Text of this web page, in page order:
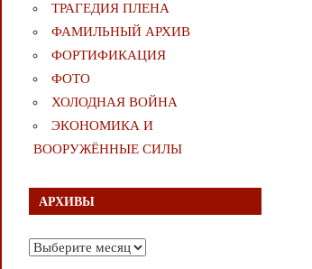
ТРАГЕДИЯ ПЛЕНА
ФАМИЛЬНЫЙ АРХИВ
ФОРТИФИКАЦИЯ
ФОТО
ХОЛОДНАЯ ВОЙНА
ЭКОНОМИКА И
ВООРУЖЁННЫЕ СИЛЫ
АРХИВЫ
Архивы